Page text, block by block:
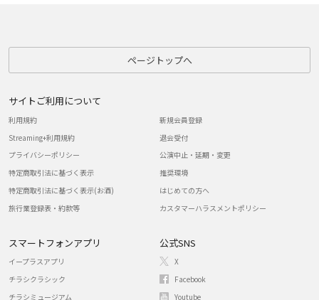
ページトップへ
サイトご利用について
利用規約
Streaming+利用規約
プライバシーポリシー
特定商取引法に基づく表示
特定商取引法に基づく表示(お酒)
旅行業登録表・約款等
新規会員登録
退会受付
公演中止・延期・変更
推奨環境
はじめての方へ
カスタマーハラスメントポリシー
スマートフォンアプリ
イープラスアプリ
チラシクラシック
チラシミュージアム
公式SNS
X
Facebook
Youtube